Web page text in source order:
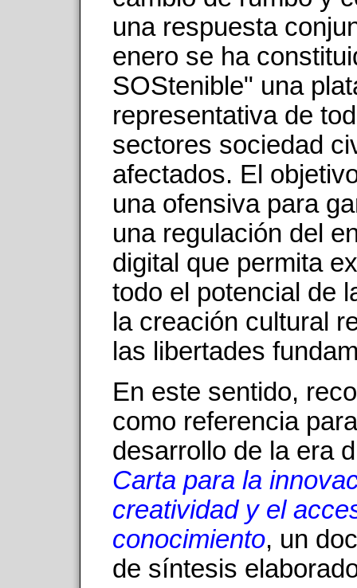
una respuesta
enero se ha
SOStenible" una
representativa de
sectores sociedad
afectados. El
una ofensiva para
una regulación del
digital que permita
todo el potencial de
la creación cultural
las libertades
En este sentido,
como referencia
desarrollo de la era
Carta para la
creatividad y el
conocimiento, un
de síntesis